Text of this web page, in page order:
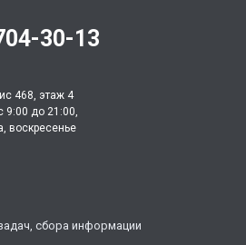
30-13
468, этаж 4
9:00 до 21:00,
воскресенье
сбора информации